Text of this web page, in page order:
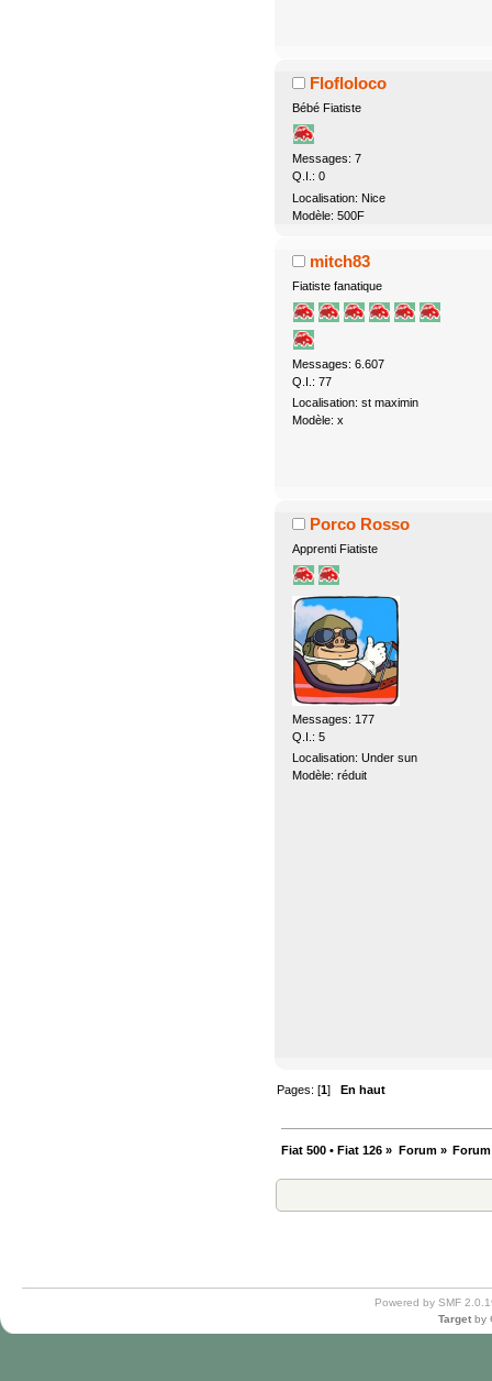
Flofloloco
Bébé Fiatiste
Messages: 7
Q.I.: 0
Localisation: Nice
Modèle: 500F
mitch83
Fiatiste fanatique
Messages: 6.607
Q.I.: 77
Localisation: st maximin
Modèle: x
Porco Rosso
Apprenti Fiatiste
Messages: 177
Q.I.: 5
Localisation: Under sun
Modèle: réduit
Pages: [1]En haut
Fiat 500 • Fiat 126 » Forum»
Powered by SMF
Target by